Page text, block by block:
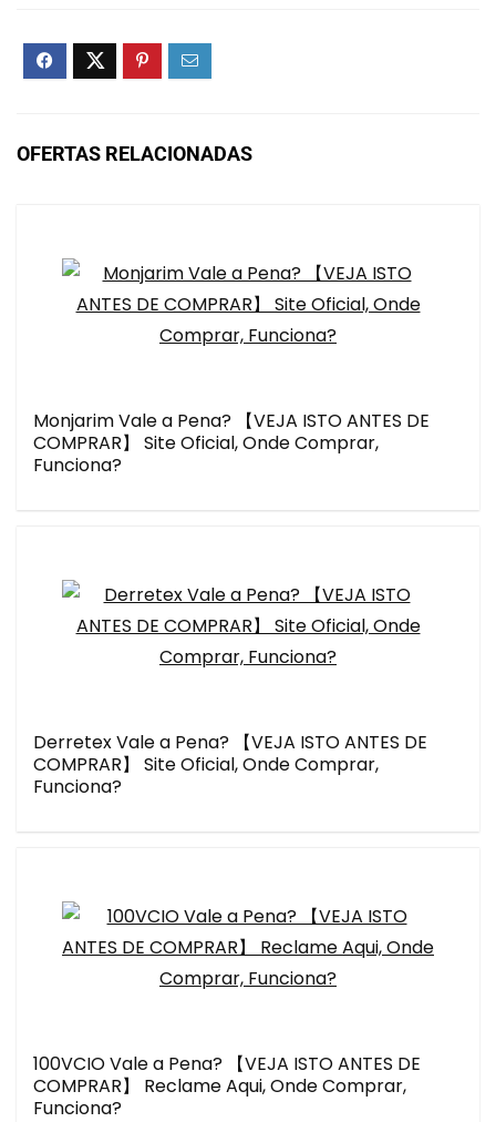
OFERTAS RELACIONADAS
Monjarim Vale a Pena? 【VEJA ISTO ANTES DE
COMPRAR】 Site Oficial, Onde Comprar,
Funciona?
Derretex Vale a Pena? 【VEJA ISTO ANTES DE
COMPRAR】 Site Oficial, Onde Comprar,
Funciona?
100VCIO Vale a Pena? 【VEJA ISTO ANTES DE
COMPRAR】 Reclame Aqui, Onde Comprar,
Funciona?